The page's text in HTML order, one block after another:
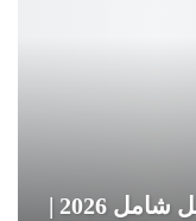
زيت الحلبة لتسمين الوجه | دليل شامل 2026 |